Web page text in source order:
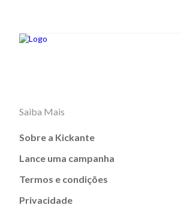
Saiba Mais
Sobre a Kickante
Lance uma campanha
Termos e condições
Privacidade